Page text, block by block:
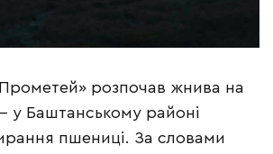
розпочав жнива на
у Баштанському районі
пшениці. За словами